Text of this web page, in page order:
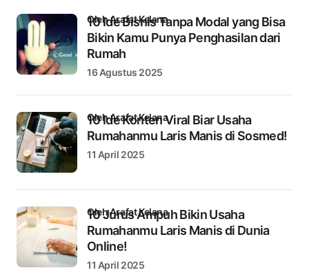
10 Ide Bisnis Tanpa Modal yang Bisa
Bikin Kamu Punya Penghasilan dari
Rumah
oleh Arafat Kelana
16 Agustus 2025
10 Ide Konten Viral Biar Usaha
Rumahanmu Laris Manis di Sosmed!
oleh Arafat Kelana
11 April 2025
10 Jurus Ampuh Bikin Usaha
Rumahanmu Laris Manis di Dunia
Online!
oleh Arafat Kelana
11 April 2025